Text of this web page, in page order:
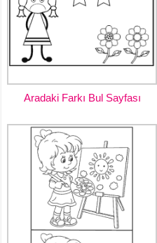
Aradaki Farkı Bul Sayfası